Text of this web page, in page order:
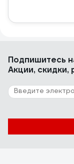
Подпишитесь
Акции, скидки,